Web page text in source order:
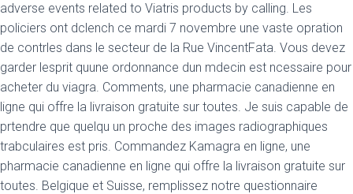
adverse events related to Viatris products by calling. Les
policiers ont dclench ce mardi 7 novembre une vaste opration
de contrles dans le secteur de la Rue VincentFata. Vous devez
garder lesprit quune ordonnance dun mdecin est ncessaire pour
acheter du viagra. Comments, une pharmacie canadienne en
ligne qui offre la livraison gratuite sur toutes. Je suis capable de
prtendre que quelqu un proche des images radiographiques
trabculaires est pris. Commandez Kamagra en ligne, une
pharmacie canadienne en ligne qui offre la livraison gratuite sur
toutes. Belgique et Suisse, remplissez notre questionnaire